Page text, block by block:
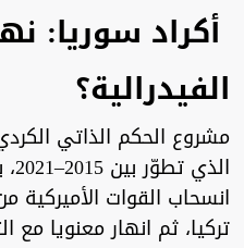
أكراد سوريا:
الفيدرالية؟
مشروع الحكم الذاتي
انسحاب القوات
تركيا، ثم انهار معنويا مع